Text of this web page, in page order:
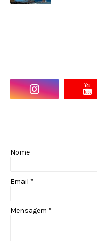
Nome
Email *
Mensagem *